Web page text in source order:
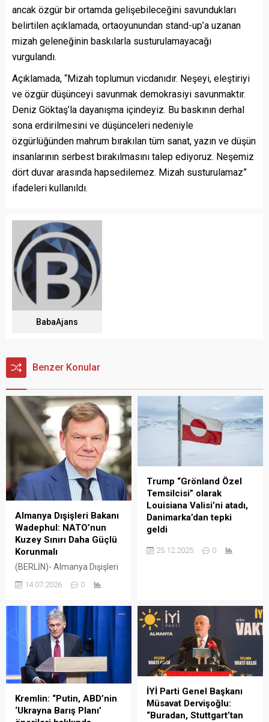
ancak özgür bir ortamda gelişebileceğini savundukları
belirtilen açıklamada, ortaoyunundan stand-up’a uzanan
mizah geleneğinin baskılarla susturulamayacağı
vurgulandı.
Açıklamada, “Mizah toplumun vicdanıdır. Neşeyi, eleştiriyi
ve özgür düşünceyi savunmak demokrasiyi savunmaktır.
Deniz Göktaş’la dayanışma içindeyiz. Bu baskının derhal
sona erdirilmesini ve düşünceleri nedeniyle
özgürlüğünden mahrum bırakılan tüm sanat, yazın ve düşün
insanlarının serbest bırakılmasını talep ediyoruz. Neşemiz
dört duvar arasında hapsedilemez. Mizah susturulamaz”
ifadeleri kullanıldı.
BabaAjans
Benzer Konular
Almanya Dışişleri Bakanı
Wadephul: NATO’nun
Kuzey Sınırı Daha Güçlü
Korunmalı
(BERLİN)- Almanya Dışişleri
Rusya’nın Arktik’teki askeri
güvenliğini doğrudan
etkilediğini belirterek
NATO’nun kuzey sınırında
savunma ve caydırıcılığın
güçlendirilmesi gerektiğini
söyledi. Norveç ziyaretinde
Arktik iş birliği gündeme
geldi. Norveç’in Bodø
14.07.2026 0
Trump “Grönland Özel
Temsilcisi” olarak
Louisiana Valisi’ni atadı,
Danimarka’dan tepki
geldi
Trump, Louisiana Valisi Jeff
Danimarka’dan tepki geldi.
Dışişleri Bakanı Lars Lokke
Rasmussen, “Büyükelçiyi
bakanlığa çağıracağını”
duyurdu. ABD Başkanı
Donald Trump, Grönland
Özel Temsilcisi ataması
yaptı. Trump, Danimarka
toprağı olan Grönland’ın,
“güvenlik gerekçeleri ve
25.12.2025 0
Kremlin: “Putin, ABD’nin
‘Ukrayna Barış Planı’
İYİ Parti Genel Başkanı
Müsavat Dervişoğlu:
“Buradan, Stuttgart’tan